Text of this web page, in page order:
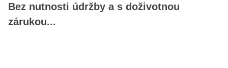
Bez nutnosti údržby a s doživotnou
zárukou...